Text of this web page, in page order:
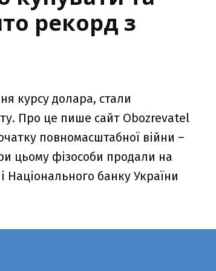
рекорд з
курсу долара, стали
Про це пише сайт Obozrevatel
повномасштабної війни –
цьому фізособи продали на
Національного банку України